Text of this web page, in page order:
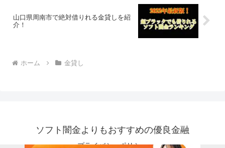
山口県周南市で絶対借りれる金貸しを紹
介！
ホーム 金貸し
ソフト闇金よりもおすすめの優良金融
プライバシーポリシー